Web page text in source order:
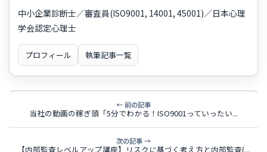
中小企業診断士／審査員(ISO9001, 14001, 45001)／日本心理
学会認定心理士
プロフィール 執筆記事一覧
← 前の記事
当社の動画の稼ぎ頭「5分でわかる！ISO9001っていったい...
次の記事 →
【内部監査レベルアップ講座】リスクに基づく考え方と内部監査(...